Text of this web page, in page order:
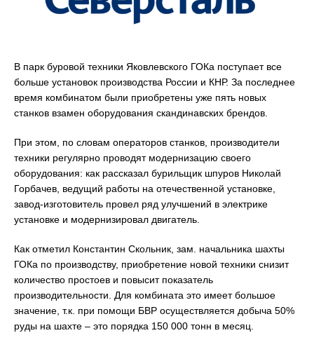
В парк буровой техники Яковлевского ГОКа поступает все
больше установок производства России и КНР. За последнее
время комбинатом были приобретены уже пять новых
станков взамен оборудования скандинавских брендов.
При этом, по словам операторов станков, производители
техники регулярно проводят модернизацию своего
оборудования: как рассказал бурильщик шпуров Николай
Горбачев, ведущий работы на отечественной установке,
завод-изготовитель провел ряд улучшений в электрике
установке и модернизировал двигатель.
Как отметил Константин Скольник, зам. начальника шахты
ГОКа по производству, приобретение новой техники снизит
количество простоев и повысит показатель
производительности. Для комбината это имеет большое
значение, т.к. при помощи БВР осуществляется добыча 50%
руды на шахте – это порядка 150 000 тонн в месяц.